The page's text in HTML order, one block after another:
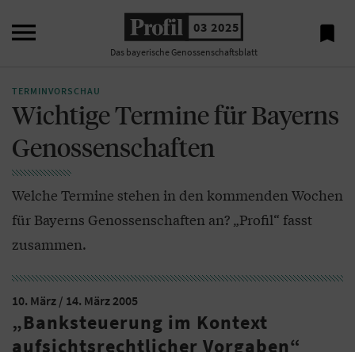
 03 2025
Das bayerische Genossenschaftsblatt

TERMINVORSCHAU
Wichtige Termine für Bayerns
Genossenschaften
Welche Termine stehen in den kommenden Wochen
für Bayerns Genossenschaften an? „Profil“ fasst
zusammen.
10. März / 14. März 2005
„Banksteuerung im Kontext
aufsichtsrechtlicher Vorgaben“